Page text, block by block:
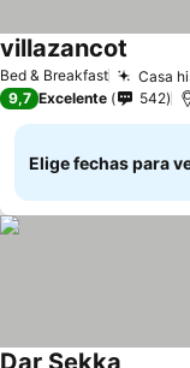
Bed & Breakfast Casa
villazancot
9,7 Excelente 542
Elige fechas para
Dar Sekka